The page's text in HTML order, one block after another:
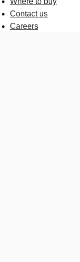
Contact us
Careers